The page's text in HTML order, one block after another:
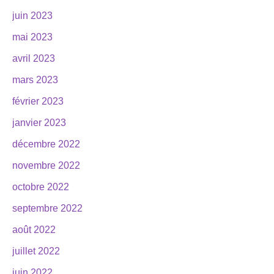
juin 2023
mai 2023
avril 2023
mars 2023
février 2023
janvier 2023
décembre 2022
novembre 2022
octobre 2022
septembre 2022
août 2022
juillet 2022